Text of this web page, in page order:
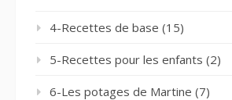
4-Recettes de base (15)
5-Recettes pour les enfants (2)
6-Les potages de Martine (7)